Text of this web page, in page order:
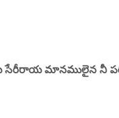
సేరీరాయ మానములైన నీ